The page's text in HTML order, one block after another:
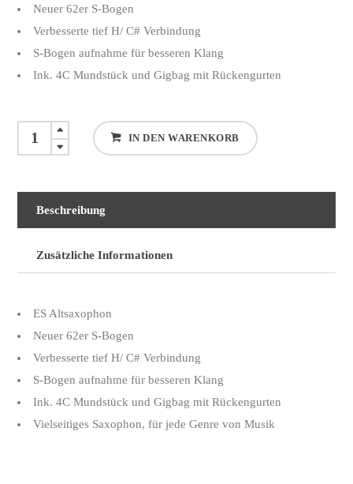
war:
€ 3590,00€ 2790,00.
Neuer 62er S-Bogen
Verbesserte tief H/ C# Verbindung
S-Bogen aufnahme für besseren Klang
Ink. 4C Mundstück und Gigbag mit Rückengurten
Yamaha
YAS-
IN DEN WARENKORB
Beschreibung
Zusätzliche Informationen
ES Altsaxophon
Neuer 62er S-Bogen
Verbesserte tief H/ C# Verbindung
S-Bogen aufnahme für besseren Klang
Ink. 4C Mundstück und Gigbag mit Rückengurten
Vielseitiges Saxophon, für jede Genre von Musik